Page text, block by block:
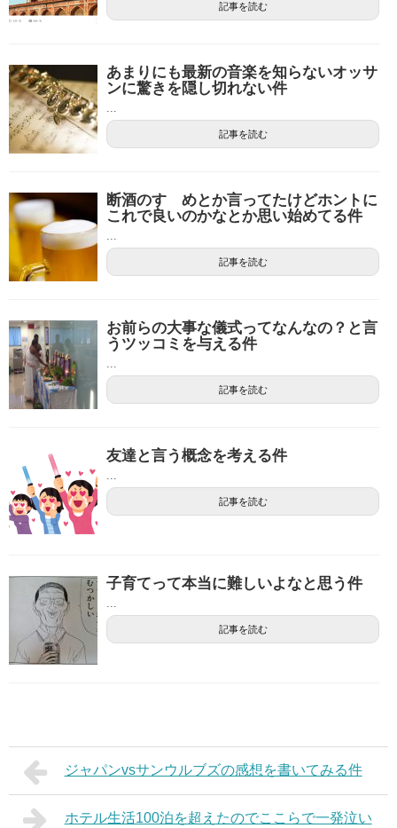
記事を読む
あまりにも最新の音楽を知らないオッサ
ンに驚きを隠し切れない件
...
記事を読む
断酒のすゝめとか言ってたけどホントに
これで良いのかなとか思い始めてる件
...
記事を読む
お前らの大事な儀式ってなんなの？と言
うツッコミを与える件
...
記事を読む
友達と言う概念を考える件
...
記事を読む
子育てって本当に難しいよなと思う件
...
記事を読む
ジャパンvsサンウルブズの感想を書いてみる件
ホテル生活100泊を超えたのでここらで一発泣い